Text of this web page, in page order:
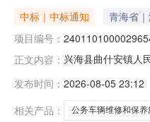
中标｜中标通知 青海省
项目编号：
正文内容： 兴海县曲什安镇人
区划名称:青海省海
发布时间： 2026-08-05 23:12
相关产品：
公务车辆维修和保养